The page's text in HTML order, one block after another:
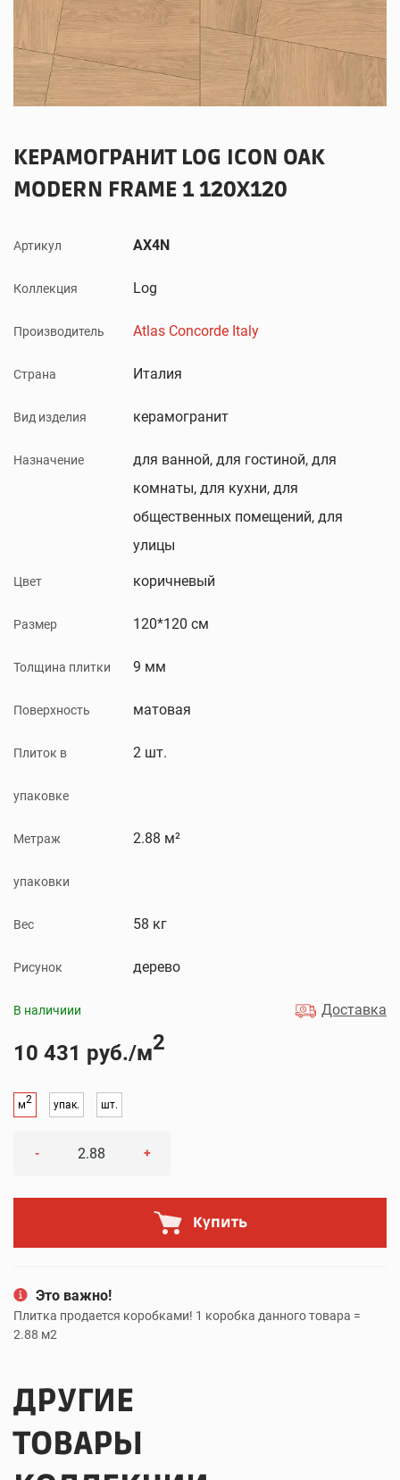
КЕРАМОГРАНИТ LOG ICON OAK
MODERN FRAME 1 120X120
Артикул AX4N
Коллекция Log
Производитель Atlas Concorde Italy
Страна Италия
Вид изделия керамогранит
Назначение
для ванной, для гостиной, для
комнаты, для кухни, для
общественных помещений, для
улицы
Цвет коричневый
Размер 120*120 см
Толщина плитки 9 мм
Поверхность матовая
Плиток в
упаковке
2 шт.
Метраж
упаковки
2.88 м²
Вес 58 кг
Рисунок дерево
В наличиии Доставка
10 431 руб./м2
м2 упак. шт.
- +
Купить
Это важно!
Плитка продается коробками! 1 коробка данного товара =
2.88 м2
ДРУГИЕ
ТОВАРЫ